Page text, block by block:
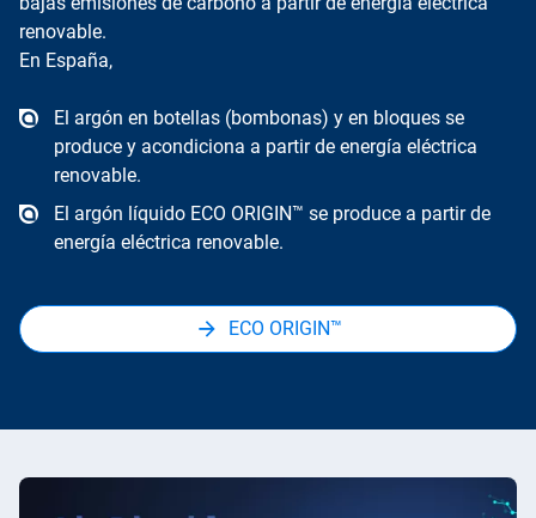
renovable.
En España,
El argón en botellas (bombonas) y en bloques se
produce y acondiciona a partir de energía eléctrica
renovable.
El argón líquido ECO ORIGIN™ se produce a partir de
energía eléctrica renovable.
ECO ORIGIN™